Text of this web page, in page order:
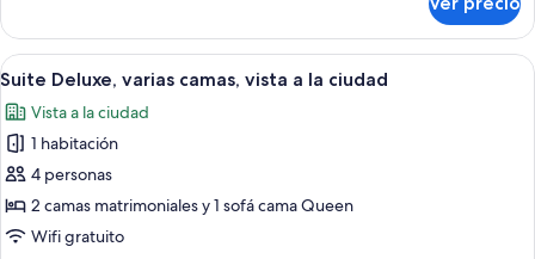
King
Bed
Room,
King
Abrir
todas
las
fotos
de
Suite
Deluxe,
Una habitación de hotel moderna
3
Suite Deluxe, varias camas, vista a la ciudad
Vista a la ciudad
1 habitación
4 personas
2 camas matrimoniales y 1 sofá cama Queen
Wifi gratuito